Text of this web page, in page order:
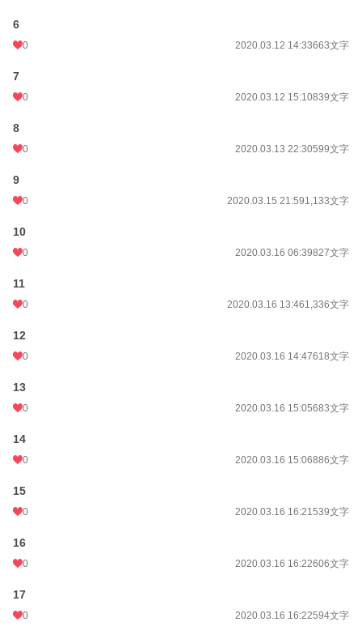
6
0 2020.03.12 14:33663文字
7
0 2020.03.12 15:10839文字
8
0 2020.03.13 22:30599文字
9
0 2020.03.15 21:591,133文字
10
0 2020.03.16 06:39827文字
11
0 2020.03.16 13:461,336文字
12
0 2020.03.16 14:47618文字
13
0 2020.03.16 15:05683文字
14
0 2020.03.16 15:06886文字
15
0 2020.03.16 16:21539文字
16
0 2020.03.16 16:22606文字
17
0 2020.03.16 16:22594文字